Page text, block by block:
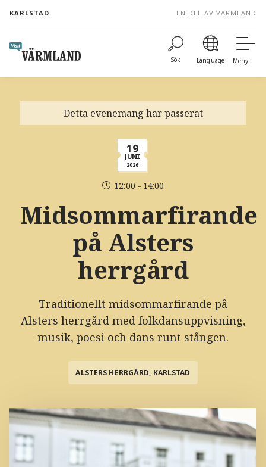
content
KARLSTAD EN DEL AV VÄRMLAND
Sök Language Meny
Detta evenemang har passerat
19
JUNI
2026
12:00 - 14:00
Midsommarfirande
på Alsters
herrgård
Traditionellt midsommarfirande på
Alsters herrgård med folkdansuppvisning,
musik, poesi och dans runt stången.
ALSTERS HERRGÅRD, KARLSTAD